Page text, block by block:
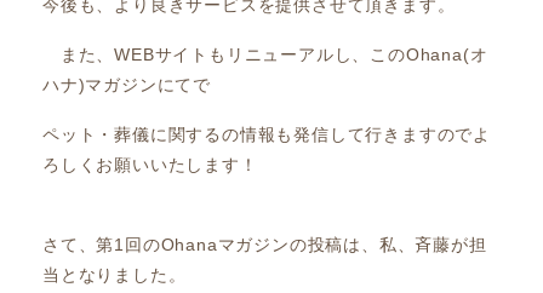
今後も、より良きサービスを提供させて頂きます。
また、WEBサイトもリニューアルし、このOhana(オ
ハナ)マガジンにてで
ペット・葬儀に関するの情報も発信して行きますのでよ
ろしくお願いいたします！
さて、第1回のOhanaマガジンの投稿は、私、斉藤が担
当となりました。